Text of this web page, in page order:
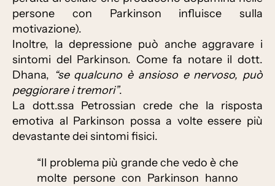
persone con Parkinson influisce sulla
motivazione).
Inoltre, la depressione può anche aggravare i
sintomi del Parkinson. Come fa notare il dott.
Dhana, “se qualcuno è ansioso e nervoso, può
peggiorare i tremori”.
La dott.ssa Petrossian crede che la risposta
emotiva al Parkinson possa a volte essere più
devastante dei sintomi fisici.
“Il problema più grande che vedo è che
molte persone con Parkinson hanno